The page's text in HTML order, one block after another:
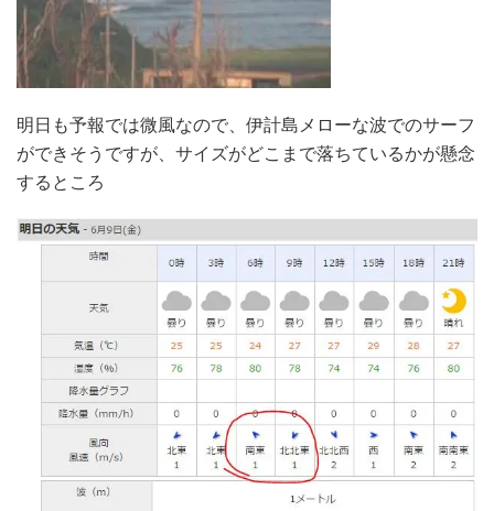
明日も予報では微風なので、伊計島メローな波でのサーフ
ができそうですが、サイズがどこまで落ちているかが懸念
するところ